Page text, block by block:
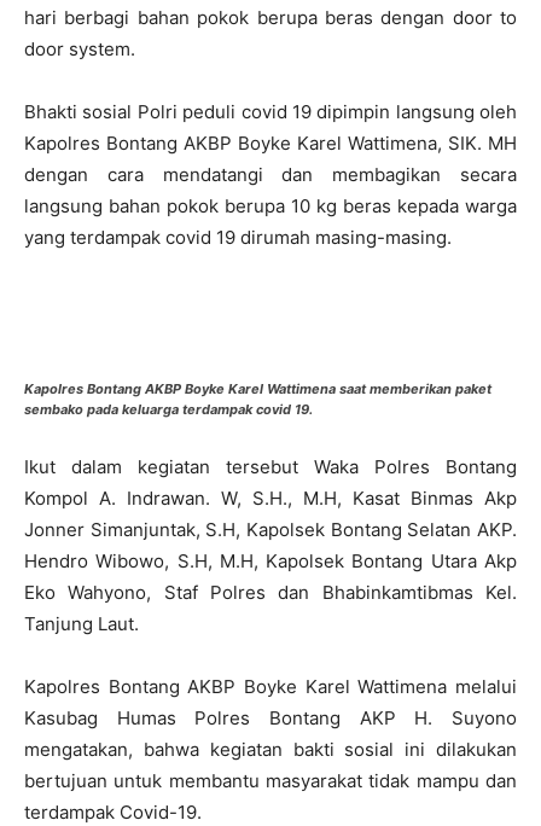
hari berbagi bahan pokok berupa beras dengan door to
door system.
Bhakti sosial Polri peduli covid 19 dipimpin langsung oleh
Kapolres Bontang AKBP Boyke Karel Wattimena, SIK. MH
dengan cara mendatangi dan membagikan secara
langsung bahan pokok berupa 10 kg beras kepada warga
yang terdampak covid 19 dirumah masing-masing.
Kapolres Bontang AKBP Boyke Karel Wattimena saat memberikan paket
sembako pada keluarga terdampak covid 19.
Ikut dalam kegiatan tersebut Waka Polres Bontang
Kompol A. Indrawan. W, S.H., M.H, Kasat Binmas Akp
Jonner Simanjuntak, S.H, Kapolsek Bontang Selatan AKP.
Hendro Wibowo, S.H, M.H, Kapolsek Bontang Utara Akp
Eko Wahyono, Staf Polres dan Bhabinkamtibmas Kel.
Tanjung Laut.
Kapolres Bontang AKBP Boyke Karel Wattimena melalui
Kasubag Humas Polres Bontang AKP H. Suyono
mengatakan, bahwa kegiatan bakti sosial ini dilakukan
bertujuan untuk membantu masyarakat tidak mampu dan
terdampak Covid-19.